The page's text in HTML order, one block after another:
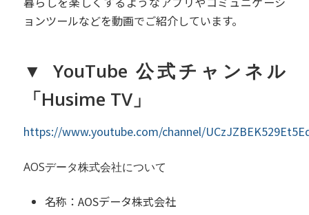
ョンツールなどを動画でご紹介しています。
▼ YouTube 公式チャンネル
「Husime TV」
https://www.youtube.com/channel/
AOSデータ株式会社について
名称：AOSデータ株式会社